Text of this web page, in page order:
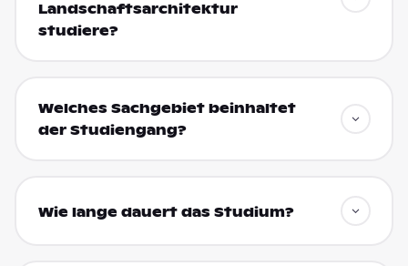
Landschaftsarchitektur
studiere?
Welches Sachgebiet beinhaltet
der Studiengang?
Wie lange dauert das Studium?